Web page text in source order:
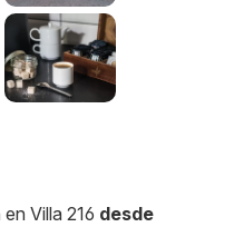
Villa 216 desde